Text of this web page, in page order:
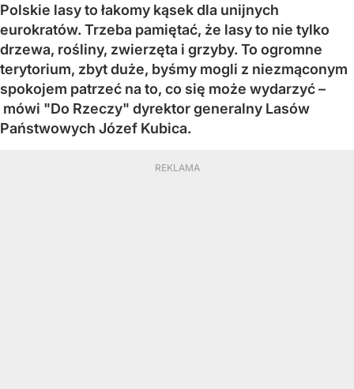
Polskie lasy to łakomy kąsek dla unijnych
eurokratów. Trzeba pamiętać, że lasy to nie tylko
drzewa, rośliny, zwierzęta i grzyby. To ogromne
terytorium, zbyt duże, byśmy mogli z niezmąconym
spokojem patrzeć na to, co się może wydarzyć –
mówi "Do Rzeczy" dyrektor generalny Lasów
Państwowych Józef Kubica.